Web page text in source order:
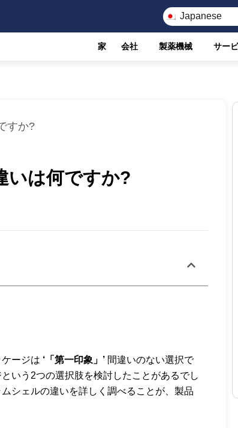
Japanese
家 会社 製薬機械 サー
すか?
いは何ですか?
ージは ‘「第一印象」’ 間違いのない選択で
いう2つの選択肢を検討したことがあるでし
シェルの違いを詳しく調べることが、製品